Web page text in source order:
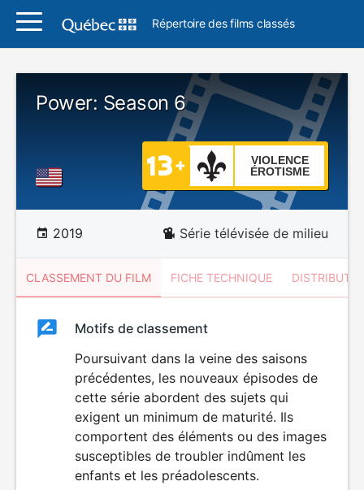
Répertoire des films classés
Power: Season 6
VIOLENCE
ÉROTISME
2019 Série télévisée de milieu
CLASSEMENT DU FILM FICHE TECHNIQUE
ClassementClassement
VIOLENCE
ÉROTISME
Motifs de classement
Poursuivant dans la veine des saisons
précédentes, les nouveaux épisodes de
cette série abordent des sujets qui
exigent un minimum de maturité. Ils
comportent des éléments ou des images
susceptibles de troubler indûment les
enfants et les préadolescents.